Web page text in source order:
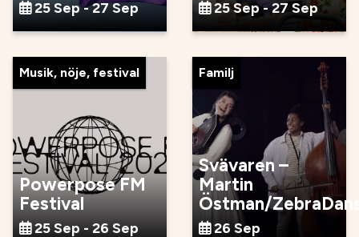
25 Sep - 27 Sep 25 Sep - 27 Sep
Musik, nöje, festival
Powerpose FM
Festival
25 Sep - 26 Sep
Familj
Svävaren –
Martin
Östman/
26 Sep